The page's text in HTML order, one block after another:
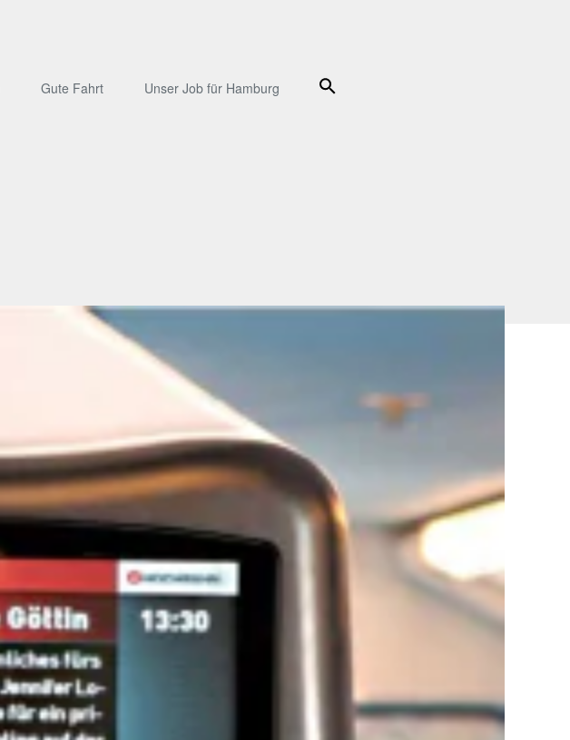
Gute Fahrt Unser Job für Hamburg Suche